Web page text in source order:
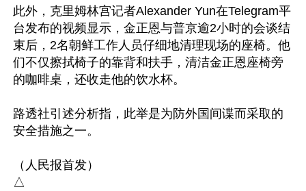
此外，克里姆林宫记者Alexander Yun在Telegram平
台发布的视频显示，金正恩与普京逾2小时的会谈结
束后，2名朝鲜工作人员仔细地清理现场的座椅。他
们不仅擦拭椅子的靠背和扶手，清洁金正恩座椅旁
的咖啡桌，还收走他的饮水杯。
路透社引述分析指，此举是为防外国间谍而采取的
安全措施之一。
（人民报首发）